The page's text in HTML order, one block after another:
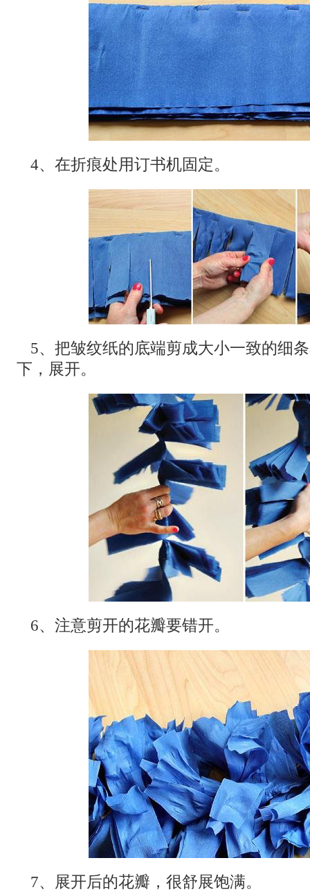
4、在折痕处用订书机固定。
5、把皱纹纸的底端剪成大小一致的细
下，展开。
6、注意剪开的花瓣要错开。
7、展开后的花瓣，很舒展饱满。